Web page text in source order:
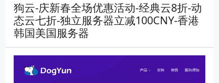
狗云-庆新春全场优惠活动-经典云8折-动
态云七折-独立服务器立减100CNY-香港
韩国美国服务器